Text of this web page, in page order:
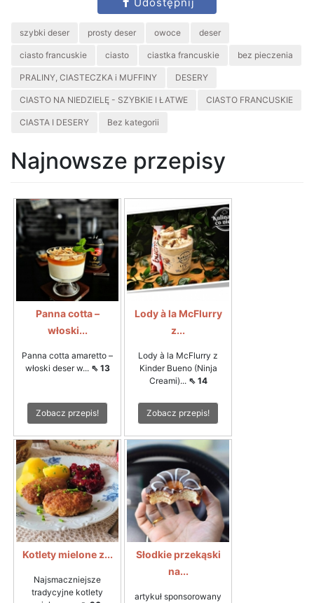
Udostępnij
szybki deser prosty deser owoce deser
ciasto francuskie ciasto ciastka francuskie bez pieczenia
PRALINY, CIASTECZKA i MUFFINY DESERY
CIASTO NA NIEDZIELĘ - SZYBKIE I ŁATWE CIASTO FRANCUSKIE
CIASTA I DESERY Bez kategorii
Najnowsze przepisy
Panna cotta –
włoski...
Panna cotta amaretto –
włoski deser w... ⇖ 13
Zobacz przepis!
Lody à la McFlurry
z...
Lody à la McFlurry z
Kinder Bueno (Ninja
Creami)... ⇖ 14
Zobacz przepis!
Kotlety mielone z...
Najsmaczniejsze
tradycyjne kotlety
Słodkie przekąski
na...
artykuł sponsorowany